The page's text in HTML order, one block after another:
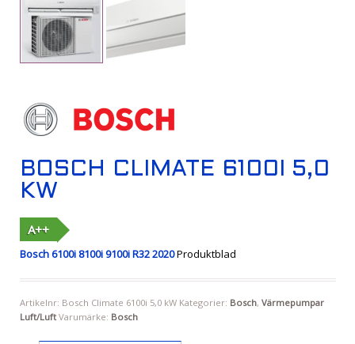
BOSCH CLIMATE 6100I 5,0
KW
A++
Bosch 6100i 8100i 9100i R32 2020Produktblad
Artikelnr: Bosch Climate 6100i 5,0 kW Kategorier: Bosch, Värmepumpar
Luft/Luft Varumärke: Bosch